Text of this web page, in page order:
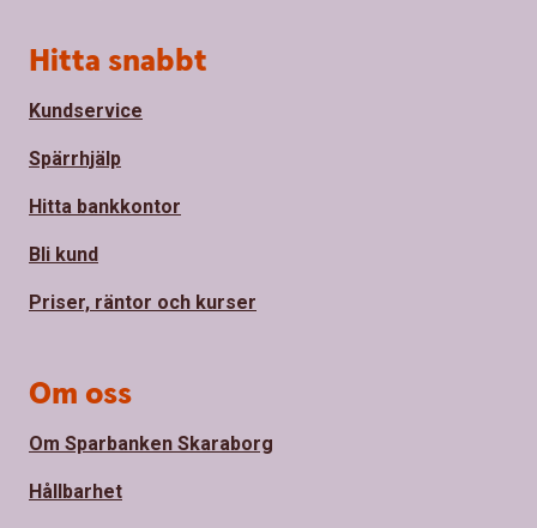
Sidfot
Hitta snabbt
Kundservice
Spärrhjälp
Hitta bankkontor
Bli kund
Priser, räntor och kurser
Om oss
Om Sparbanken Skaraborg
Hållbarhet